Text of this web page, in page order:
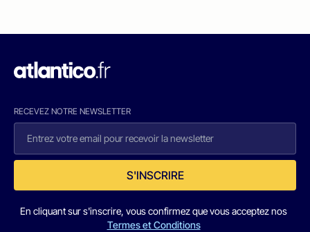
RECEVEZ NOTRE NEWSLETTER
S'INSCRIRE
En cliquant sur s'inscrire, vous confirmez que vous acceptez nos
Termes et Conditions